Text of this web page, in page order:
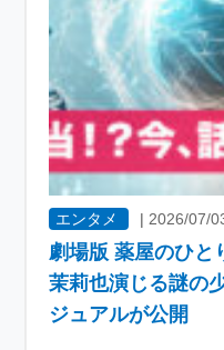
エンタメ | 2026/07/
劇場版 薬屋のひと
茉莉也演じる謎の
ジュアルが公開